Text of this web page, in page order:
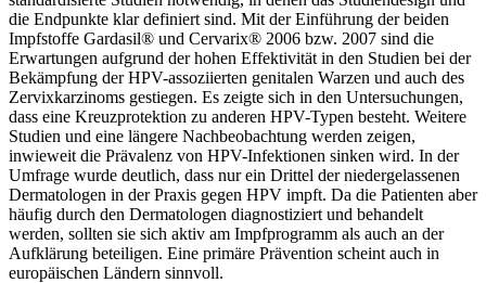
die Endpunkte klar definiert sind. Mit der Einführung der beiden
Impfstoffe Gardasil® und Cervarix® 2006 bzw. 2007 sind die
Erwartungen aufgrund der hohen Effektivität in den Studien bei der
Bekämpfung der HPV-assoziierten genitalen Warzen und auch des
Zervixkarzinoms gestiegen. Es zeigte sich in den Untersuchungen,
dass eine Kreuzprotektion zu anderen HPV-Typen besteht. Weitere
Studien und eine längere Nachbeobachtung werden zeigen,
inwieweit die Prävalenz von HPV-Infektionen sinken wird. In der
Umfrage wurde deutlich, dass nur ein Drittel der niedergelassenen
Dermatologen in der Praxis gegen HPV impft. Da die Patienten aber
häufig durch den Dermatologen diagnostiziert und behandelt
werden, sollten sie sich aktiv am Impfprogramm als auch an der
Aufklärung beteiligen. Eine primäre Prävention scheint auch in
europäischen Ländern sinnvoll.